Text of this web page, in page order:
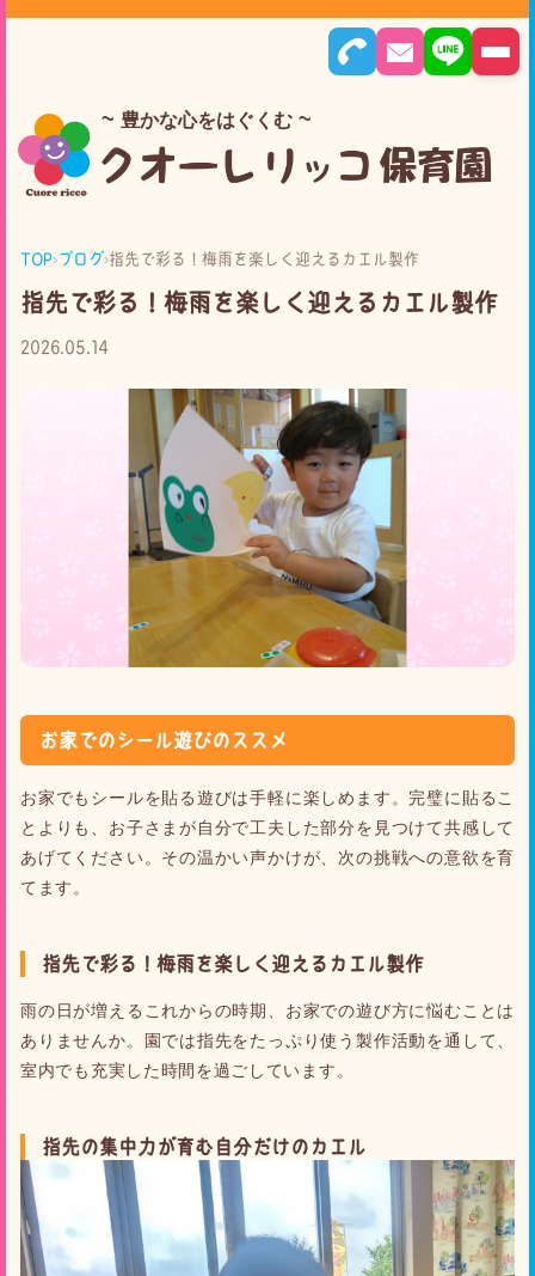
豊かな心をはぐくむ
TOP›ブログ ›指先で彩る！梅雨を楽しく迎えるカエル製作
指先で彩る！梅雨を楽しく迎えるカエル製作
2026.05.14
お家でのシール遊びのススメ
お家でもシールを貼る遊びは手軽に楽しめます。完璧に貼るこ
とよりも、お子さまが自分で工夫した部分を見つけて共感して
あげてください。その温かい声かけが、次の挑戦への意欲を育
てます。
指先で彩る！梅雨を楽しく迎えるカエル製作
雨の日が増えるこれからの時期、お家での遊び方に悩むことは
ありませんか。園では指先をたっぷり使う製作活動を通して、
室内でも充実した時間を過ごしています。
指先の集中力が育む自分だけのカエル